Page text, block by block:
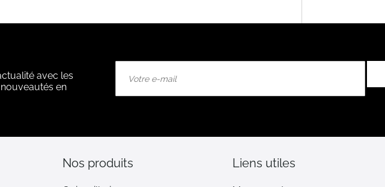
avec les
en
notre
:
Nos produits Liens utiles